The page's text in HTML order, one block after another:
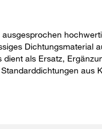
ausgesprochen
Dichtungsmaterial
dient als Ersatz,
aus